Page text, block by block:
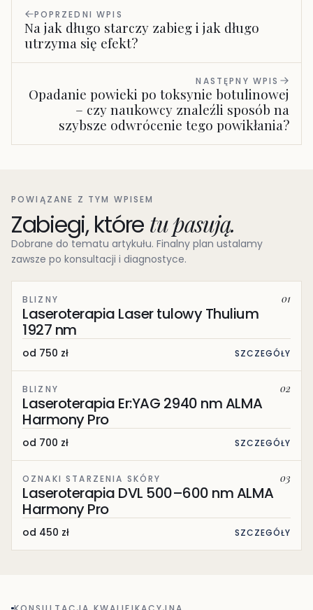
POPRZEDNI WPIS
Na jak długo starczy zabieg i jak długo
utrzyma się efekt?
NASTĘPNY WPIS
Opadanie powieki po toksynie botulinowej
– czy naukowcy znaleźli sposób na
szybsze odwrócenie tego powikłania?
POWIĄZANE Z TYM WPISEM
Zabiegi, które tu pasują.
Dobrane do tematu artykułu. Finalny plan ustalamy
zawsze po konsultacji i diagnostyce.
BLIZNY 01
Laseroterapia Laser tulowy Thulium
1927 nm
od 750 zł SZCZEGÓŁY
BLIZNY 02
Laseroterapia Er:YAG 2940 nm ALMA
Harmony Pro
od 700 zł SZCZEGÓŁY
OZNAKI STARZENIA SKÓRY 03
Laseroterapia DVL 500–600 nm ALMA
Harmony Pro
od 450 zł SZCZEGÓŁY